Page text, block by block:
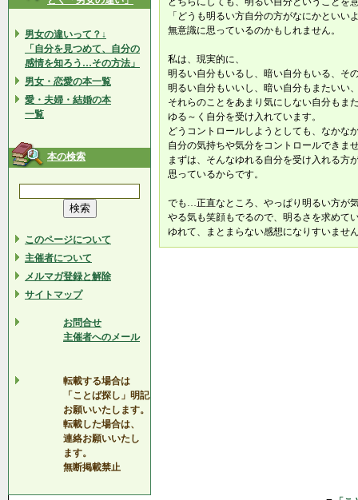
男女の違いって？↓
「自分を見つめて、自分の
感情を知ろう…その方法」
男女・恋愛の本一覧
愛・夫婦・結婚の本
一覧
本の検索
このページについて
主催者について
メルマガ登録と解除
サイトマップ
お問合せ
主催者へのメール
転載する場合は
「ことば探し」明記
お願いいたします。
転載した場合は、
連絡お願いいたし
ます。
無断掲載禁止
「どうも明るい方自分の方がなにかといい
無意識に思っているのかもしれません。
私は、現実的に、
明るい自分もいるし、暗い自分もいる、そ
明るい自分もいいし、暗い自分もまたいい
それらのことをあまり気にしない自分もま
ゆる～く自分を受け入れています。
どうコントロールしようとしても、なかな
自分の気持ちや気分をコントロールできま
まずは、そんなゆれる自分を受け入れる方
思っているからです。
でも…正直なところ、やっぱり明るい方が
やる気も笑顔もでるので、明るさを求めて
ゆれて、まとまらない感想になりすいませ